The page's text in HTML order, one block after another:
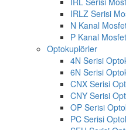
IRLZ Serisi
N Kanal
P Kanal
Optokuplörler
4N Serisi
6N Serisi
CNX Serisi
CNY Serisi
OP Serisi
PC Serisi